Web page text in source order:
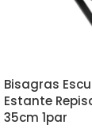
Bisagras
Estante
35cm 1par